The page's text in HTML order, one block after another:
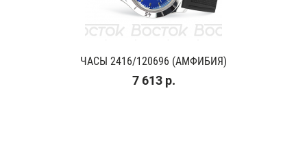
ЧАСЫ 2416/120696 (АМФИБИЯ)
7 613 р.